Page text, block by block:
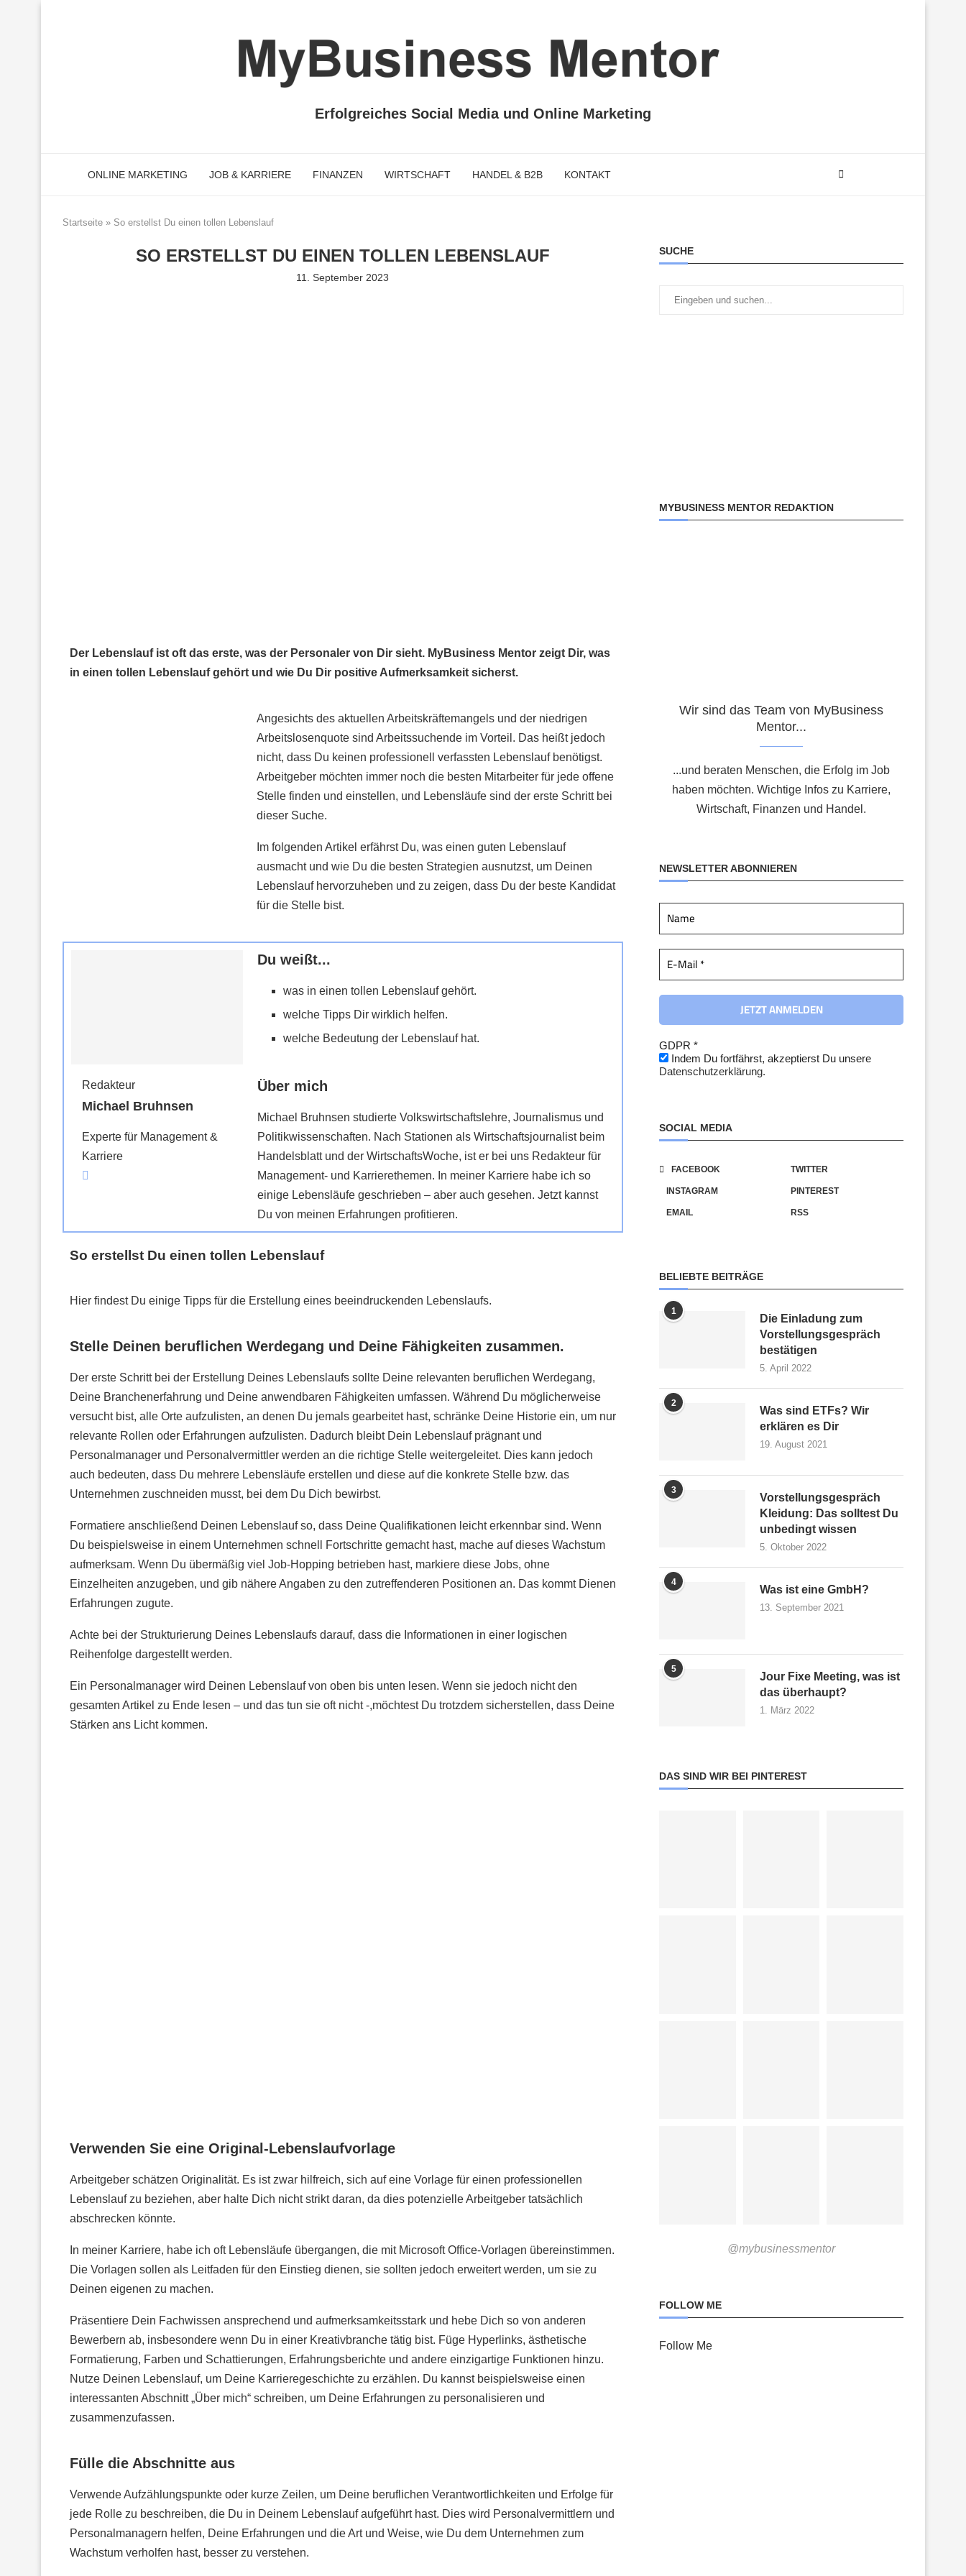
Erfolgreiches Social Media und Online Marketing
ONLINE MARKETING JOB & KARRIERE FINANZEN WIRTSCHAFT HANDEL & B2B KONTAKT
Startseite » So erstellst Du einen tollen Lebenslauf
SO ERSTELLST DU EINEN TOLLEN LEBENSLAUF
11. September 2023
Der Lebenslauf ist oft das erste, was der Personaler von Dir sieht. MyBusiness Mentor zeigt Dir, was
in einen tollen Lebenslauf gehört und wie Du Dir positive Aufmerksamkeit sicherst.
Angesichts des aktuellen Arbeitskräftemangels und der niedrigen
Arbeitslosenquote sind Arbeitssuchende im Vorteil. Das heißt jedoch
nicht, dass Du keinen professionell verfassten Lebenslauf benötigst.
Arbeitgeber möchten immer noch die besten Mitarbeiter für jede offene
Stelle finden und einstellen, und Lebensläufe sind der erste Schritt bei
dieser Suche.
Im folgenden Artikel erfährst Du, was einen guten Lebenslauf
ausmacht und wie Du die besten Strategien ausnutzst, um Deinen
Lebenslauf hervorzuheben und zu zeigen, dass Du der beste Kandidat
für die Stelle bist.
Redakteur
Michael Bruhnsen
Experte für Management &
Karriere
Du weißt...
was in einen tollen Lebenslauf gehört.
welche Tipps Dir wirklich helfen.
welche Bedeutung der Lebenslauf hat.
Über mich
Michael Bruhnsen studierte Volkswirtschaftslehre, Journalismus und
Politikwissenschaften. Nach Stationen als Wirtschaftsjournalist beim
Handelsblatt und der WirtschaftsWoche, ist er bei uns Redakteur für
Management- und Karrierethemen. In meiner Karriere habe ich so
einige Lebensläufe geschrieben – aber auch gesehen. Jetzt kannst
Du von meinen Erfahrungen profitieren.
So erstellst Du einen tollen Lebenslauf
Hier findest Du einige Tipps für die Erstellung eines beeindruckenden Lebenslaufs.
Stelle Deinen beruflichen Werdegang und Deine Fähigkeiten zusammen.
Der erste Schritt bei der Erstellung Deines Lebenslaufs sollte Deine relevanten beruflichen Werdegang,
Deine Branchenerfahrung und Deine anwendbaren Fähigkeiten umfassen. Während Du möglicherweise
versucht bist, alle Orte aufzulisten, an denen Du jemals gearbeitet hast, schränke Deine Historie ein, um nur
relevante Rollen oder Erfahrungen aufzulisten. Dadurch bleibt Dein Lebenslauf prägnant und
Personalmanager und Personalvermittler werden an die richtige Stelle weitergeleitet. Dies kann jedoch
auch bedeuten, dass Du mehrere Lebensläufe erstellen und diese auf die konkrete Stelle bzw. das
Unternehmen zuschneiden musst, bei dem Du Dich bewirbst.
Formatiere anschließend Deinen Lebenslauf so, dass Deine Qualifikationen leicht erkennbar sind. Wenn
Du beispielsweise in einem Unternehmen schnell Fortschritte gemacht hast, mache auf dieses Wachstum
aufmerksam. Wenn Du übermäßig viel Job-Hopping betrieben hast, markiere diese Jobs, ohne
Einzelheiten anzugeben, und gib nähere Angaben zu den zutreffenderen Positionen an. Das kommt Dienen
Erfahrungen zugute.
Achte bei der Strukturierung Deines Lebenslaufs darauf, dass die Informationen in einer logischen
Reihenfolge dargestellt werden.
Ein Personalmanager wird Deinen Lebenslauf von oben bis unten lesen. Wenn sie jedoch nicht den
gesamten Artikel zu Ende lesen – und das tun sie oft nicht -,möchtest Du trotzdem sicherstellen, dass Deine
Stärken ans Licht kommen.
Verwenden Sie eine Original-Lebenslaufvorlage
Arbeitgeber schätzen Originalität. Es ist zwar hilfreich, sich auf eine Vorlage für einen professionellen
Lebenslauf zu beziehen, aber halte Dich nicht strikt daran, da dies potenzielle Arbeitgeber tatsächlich
abschrecken könnte.
In meiner Karriere, habe ich oft Lebensläufe übergangen, die mit Microsoft Office-Vorlagen übereinstimmen.
Die Vorlagen sollen als Leitfaden für den Einstieg dienen, sie sollten jedoch erweitert werden, um sie zu
Deinen eigenen zu machen.
Präsentiere Dein Fachwissen ansprechend und aufmerksamkeitsstark und hebe Dich so von anderen
Bewerbern ab, insbesondere wenn Du in einer Kreativbranche tätig bist. Füge Hyperlinks, ästhetische
Formatierung, Farben und Schattierungen, Erfahrungsberichte und andere einzigartige Funktionen hinzu.
Nutze Deinen Lebenslauf, um Deine Karrieregeschichte zu erzählen. Du kannst beispielsweise einen
interessanten Abschnitt „Über mich“ schreiben, um Deine Erfahrungen zu personalisieren und
zusammenzufassen.
Fülle die Abschnitte aus
Verwende Aufzählungspunkte oder kurze Zeilen, um Deine beruflichen Verantwortlichkeiten und Erfolge für
jede Rolle zu beschreiben, die Du in Deinem Lebenslauf aufgeführt hast. Dies wird Personalvermittlern und
Personalmanagern helfen, Deine Erfahrungen und die Art und Weise, wie Du dem Unternehmen zum
Wachstum verholfen hast, besser zu verstehen.
SUCHE
MYBUSINESS MENTOR REDAKTION
Wir sind das Team von MyBusiness
Mentor...
...und beraten Menschen, die Erfolg im Job
haben möchten. Wichtige Infos zu Karriere,
Wirtschaft, Finanzen und Handel.
NEWSLETTER ABONNIEREN
GDPR *
Indem Du fortfährst, akzeptierst Du unsere
Datenschutzerklärung.
SOCIAL MEDIA
FACEBOOK TWITTER
INSTAGRAM PINTEREST
EMAIL RSS
BELIEBTE BEITRÄGE
1
Die Einladung zum
Vorstellungsgespräch
bestätigen
5. April 2022
2
Was sind ETFs? Wir
erklären es Dir
19. August 2021
3
Vorstellungsgespräch
Kleidung: Das solltest Du
unbedingt wissen
5. Oktober 2022
4
Was ist eine GmbH?
13. September 2021
5
Jour Fixe Meeting, was ist
das überhaupt?
1. März 2022
DAS SIND WIR BEI PINTEREST
@mybusinessmentor
FOLLOW ME
Follow Me